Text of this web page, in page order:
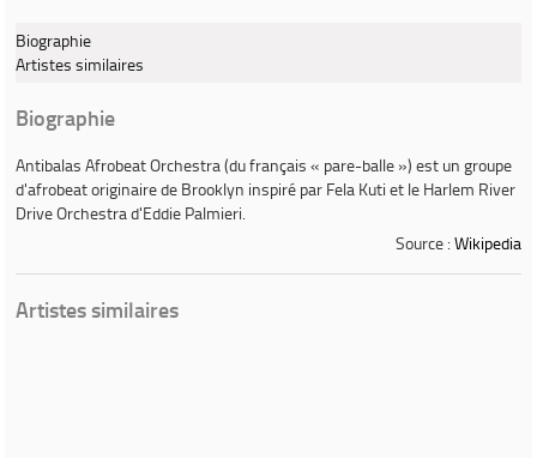
Biographie
Artistes similaires
Biographie
Antibalas Afrobeat Orchestra(du français « pare-balle ») est un groupe
d'afrobeat originaire de Brooklyn inspiré par Fela Kuti et le Harlem River
Drive Orchestra d'Eddie Palmieri.
Source : Wikipedia
Artistes similaires